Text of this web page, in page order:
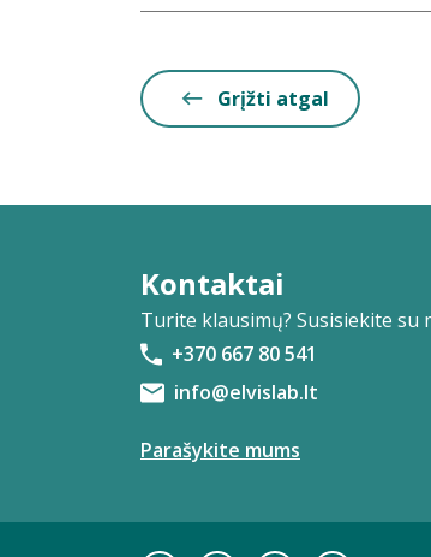
Grįžti atgal
Kontaktai
Turite klausimų? Susisiekite su
+370 667 80 541
info@elvislab.lt
Parašykite mums